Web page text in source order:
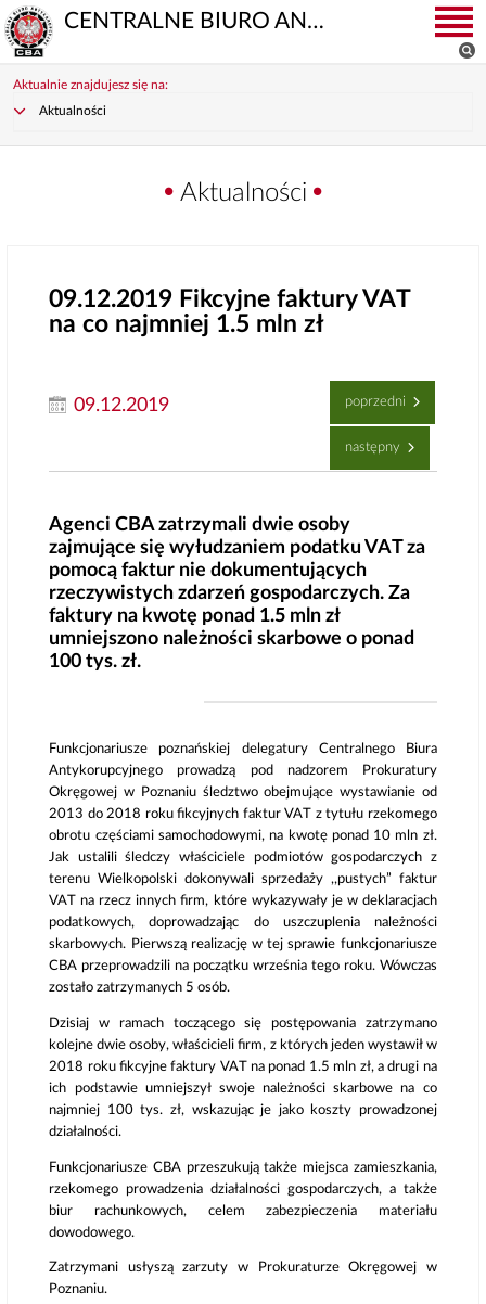
CENTRALNE BIURO ANTYKORUPCYJNE
Aktualnie znajdujesz się na:
Aktualności
Aktualności
09.12.2019 Fikcyjne faktury VAT
na co najmniej 1.5 mln zł
09.12.2019 poprzedni
następny
Agenci CBA zatrzymali dwie osoby
zajmujące się wyłudzaniem podatku VAT za
pomocą faktur nie dokumentujących
rzeczywistych zdarzeń gospodarczych. Za
faktury na kwotę ponad 1.5 mln zł
umniejszono należności skarbowe o ponad
100 tys. zł.
Funkcjonariusze poznańskiej delegatury Centralnego Biura
Antykorupcyjnego prowadzą pod nadzorem Prokuratury
Okręgowej w Poznaniu śledztwo obejmujące wystawianie od
2013 do 2018 roku fikcyjnych faktur VAT z tytułu rzekomego
obrotu częściami samochodowymi, na kwotę ponad 10 mln zł.
Jak ustalili śledczy właściciele podmiotów gospodarczych z
terenu Wielkopolski dokonywali sprzedaży ,,pustych” faktur
VAT na rzecz innych firm, które wykazywały je w deklaracjach
podatkowych, doprowadzając do uszczuplenia należności
skarbowych. Pierwszą realizację w tej sprawie funkcjonariusze
CBA przeprowadzili na początku września tego roku. Wówczas
zostało zatrzymanych 5 osób.
Dzisiaj w ramach toczącego się postępowania zatrzymano
kolejne dwie osoby, właścicieli firm, z których jeden wystawił w
2018 roku fikcyjne faktury VAT na ponad 1.5 mln zł, a drugi na
ich podstawie umniejszył swoje należności skarbowe na co
najmniej 100 tys. zł, wskazując je jako koszty prowadzonej
działalności.
Funkcjonariusze CBA przeszukują także miejsca zamieszkania,
rzekomego prowadzenia działalności gospodarczych, a także
biur rachunkowych, celem zabezpieczenia materiału
dowodowego.
Zatrzymani usłyszą zarzuty w Prokuraturze Okręgowej w
Poznaniu.